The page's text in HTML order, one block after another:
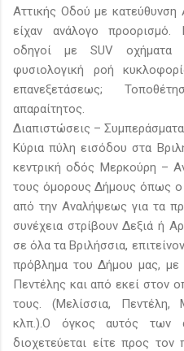
Αττικής Οδού με κατεύθυνση
είχαν ανάλογο προορισμό.
οδηγοί με SUV οχήματα
φυσιολογική ροή
επανεξετάσεως;
απαραίτητος.
Διαπιστώσεις – Συμπεράσματα
Κύρια πύλη εισόδου στα
κεντρική οδός Μερκούρη –
τους όμορους Δήμους όπως ο
από την Αναλήψεως για τα
συνέχεια στρίβουν Δεξιά ή
σε όλα τα Βριλήσσια,
πρόβλημα του Δήμου μας, με
Πεντέλης και από εκεί στον
τους. (Μελίσσια, Πεντέλη,
κλπ.).Ο όγκος αυτός των
διοχετεύεται είτε προς